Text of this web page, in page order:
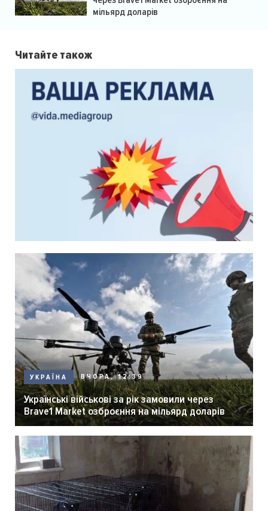
мільярд доларів
Читайте також
УКРАЇНА ВЧОРА, 12:39
Українські військові за рік замовили через
Brave1 Market озброєння на мільярд доларів